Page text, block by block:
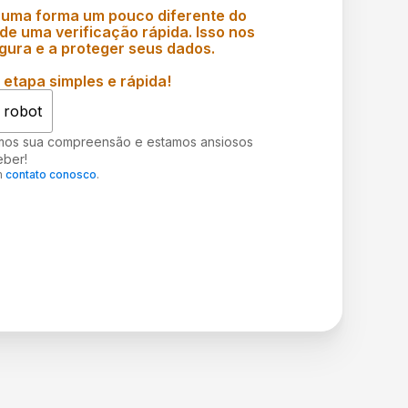
forma um pouco diferente do
uma verificação rápida. Isso nos
e a proteger seus dados.
simples e rápida!
robot
sua compreensão e estamos ansiosos
contato conosco.